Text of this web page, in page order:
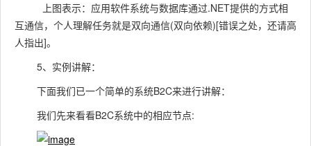
上图表示：应用软件系统与数据库通过.NET提供的方式相
互通信，个人理解任务就是双向通信(双向依赖)[错误之处，还请高
人指出]。
5、实例讲解：
下面我们已一个简单的系统B2C来进行讲解：
我们先来看看B2C系统中的相应节点: